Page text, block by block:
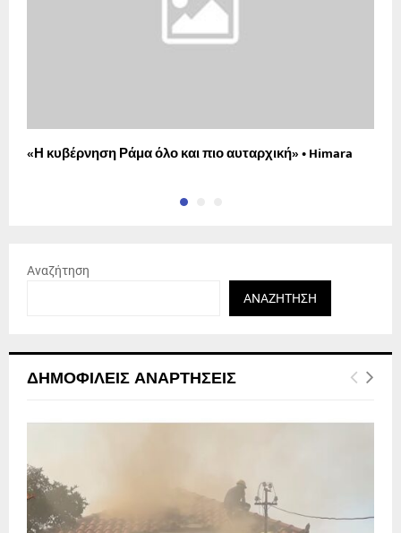
«Η κυβέρνηση Ράμα όλο και πιο αυταρχική» • Himara
Αναζήτηση
ΑΝΑΖΉΤΗΣΗ
ΔΗΜΟΦΙΛΕΊΣ ΑΝΑΡΤΉΣΕΙΣ